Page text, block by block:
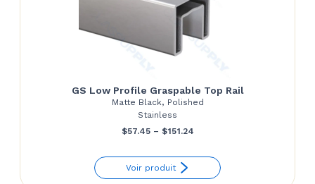
GS Low Profile Graspable Top Rail
Matte Black, Polished
Stainless
$57.45 – $151.24Price
$57.45
Voir produit